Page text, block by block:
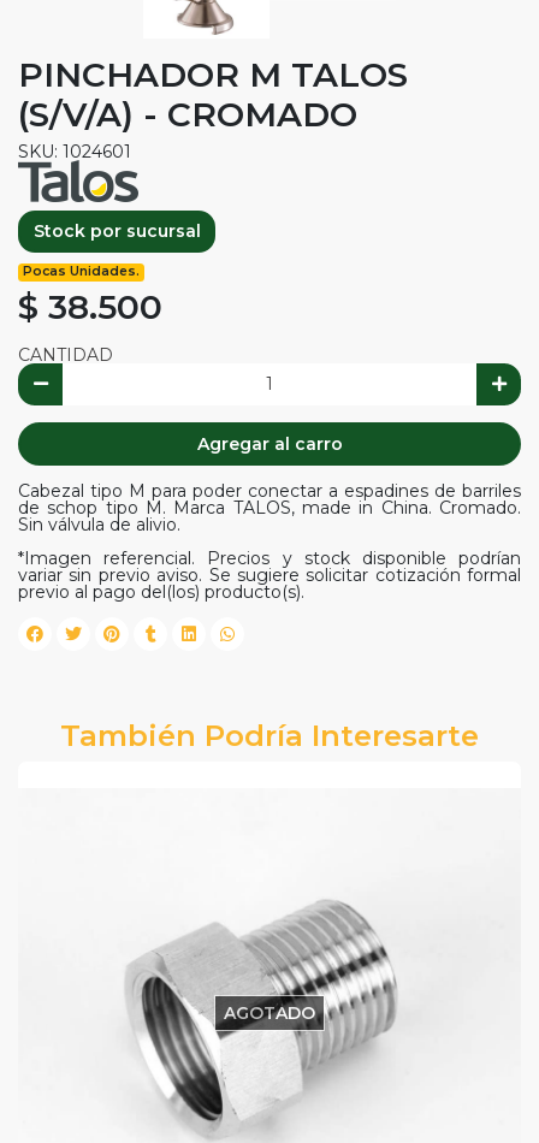
PINCHADOR M TALOS
(S/V/A) - CROMADO
SKU: 1024601
Stock por sucursal
Pocas Unidades.
$ 38.500
CANTIDAD
Agregar al carro
Cabezal tipo M para poder conectar a espadines de barriles
de schop tipo M. Marca TALOS, made in China. Cromado.
Sin válvula de alivio.
*Imagen referencial. Precios y stock disponible podrían
variar sin previo aviso. Se sugiere solicitar cotización formal
previo al pago del(los) producto(s).
También Podría Interesarte
AGOTADO